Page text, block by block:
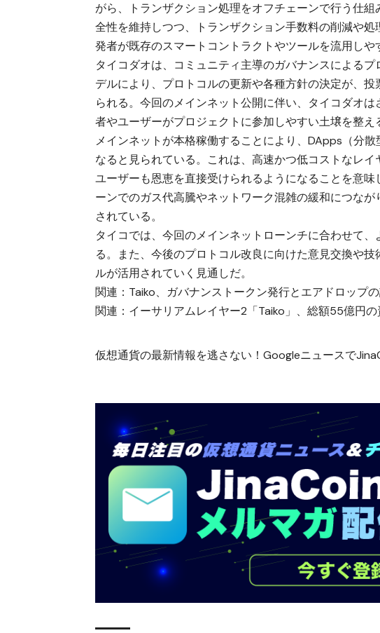
がら、トランザクション処理をオフチェーンで行う仕
全性を維持しつつ、トランザクション手数料の削減や
発者が既存のスマートコントラクトやツールを流用しや
タイコダオは、コミュニティ主導のガバナンスによる
デルにより、プロトコルの更新や各種方針の決定が、
られる。今回のメインネット公開に伴い、タイコダオ
者やユーザーがプロジェクトに参加しやすい土壌を整え
メインネットが本格稼働することにより、DApps（分
なると見られている。これは、高速かつ低コストなレ
ユーザーも恩恵を直接受けられるようになることを意
ーンでのガス代高騰やネットワーク混雑の緩和につな
されている。
タイコでは、今回のメインネットローンチに合わせて
る。また、今後のプロトコル改良に向けた意見交換や
ルが活用されていく見通しだ。
関連： Taiko、ガバナンストークン発行とエアドロップ
関連： イーサリアムレイヤー2「Taiko」、総額55億円
仮想通貨の最新情報を逃さない！Googleニュースで